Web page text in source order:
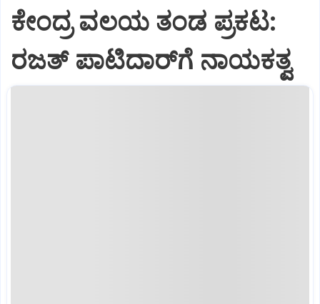
ಕೇಂದ್ರ ವಲಯ ತಂಡ ಪ್ರಕಟ:
ರಜತ್‌ ಪಾಟಿದಾರ್‌ಗೆ ನಾಯಕತ್ವ